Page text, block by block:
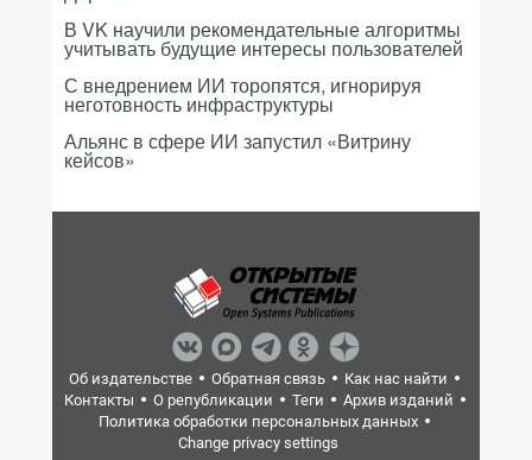
В VK научили рекомендательные алгоритмы
учитывать будущие интересы пользователей
С внедрением ИИ торопятся, игнорируя
неготовность инфраструктуры
Альянс в сфере ИИ запустил «Витрину
кейсов»
Об издательстве Обратная связь
Как нас найти
Контакты
О републикации Теги
Архив изданий
Политика обработки персональных данных
Change privacy settings